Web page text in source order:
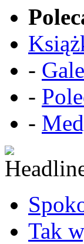
-
-
-
Tak